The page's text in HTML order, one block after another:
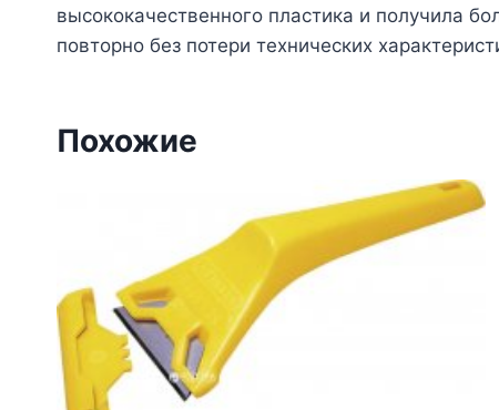
высококачественного пластика и получила
повторно без потери технических
Похожие